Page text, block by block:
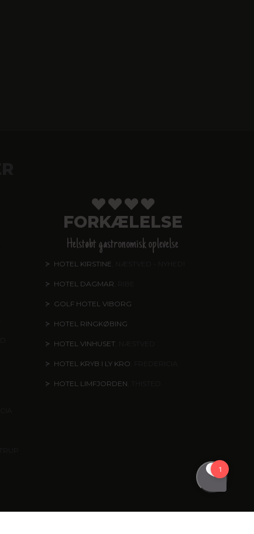
FORKÆLELSE
Helstøbt gastronomisk oplevelse
HOTEL KIRSTINE
HOTEL DAGMAR
GOLF HOTEL VIBORG
HOTEL RINGKØBING
HOTEL VINHUSET
HOTEL KRYB I LY KRO
HOTEL LIMFJORDEN